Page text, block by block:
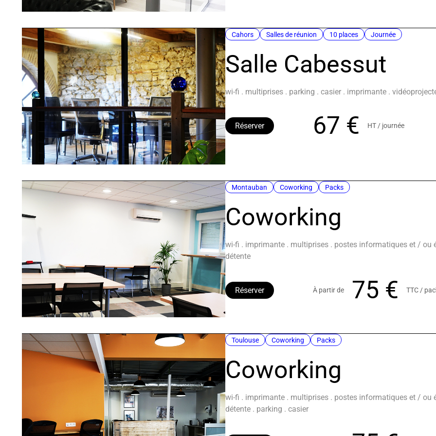
Cahors Salles de réunion 10 places Journée
Salle Cabessut
wi-fi . multiprises . parking . casier . imprimante .
67 € HT / journée
Réserver
Montauban Coworking Packs
Coworking
wi-fi . imprimante . multiprises . postes informatiques et / ou
détente
À partir de 75 € TTC /
Réserver
Toulouse Coworking Packs
Coworking
wi-fi . imprimante . multiprises . postes informatiques et / ou
détente . parking . casier